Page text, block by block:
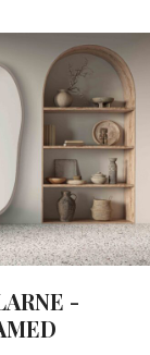
-